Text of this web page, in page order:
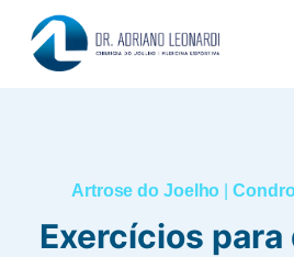
para
Artrose do Joelho |
Exercícios